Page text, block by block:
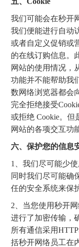
我们可能会在秒开
我们便能进行自动
或者自定义促销或
的在线订购信息。
网站的使用情况，
功能并不能帮助我
数网络浏览器都会
完全拒绝接受
或拒绝 Cookie。但
网站的各项交互功
六、保护您的信息
1、我们尽可能少
同时我们尽可能确
任的安全系统来保
2、当您使用秒开
进行了加密传输，
所有通信采用
括秒开网络员工在